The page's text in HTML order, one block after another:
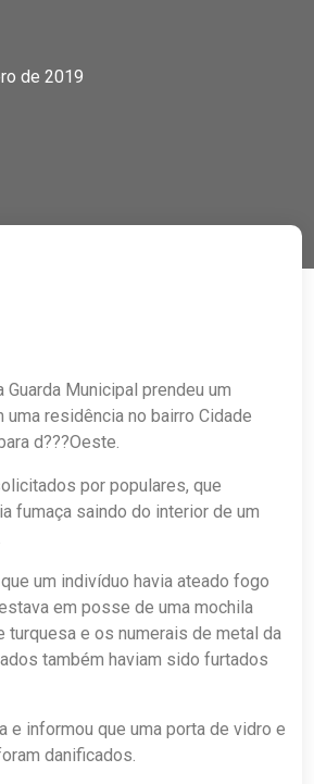
de 2019
Guarda Municipal prendeu um
uma residência no bairro Cidade
d???Oeste.
por populares, que
fumaça saindo do interior de um
um indivíduo havia ateado fogo
em posse de uma mochila
turquesa e os numerais de metal da
também haviam sido furtados
e informou que uma porta de vidro e
danificados.